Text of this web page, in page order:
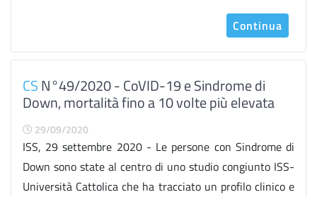
Continua
CSN°49/2020 - CoVID-19 e Sindrome di
Down, mortalità fino a 10 volte più elevata
29/09/2020
ISS, 29 settembre 2020 - Le persone con Sindrome di
Down sono state al centro di uno studio congiunto ISS-
Università Cattolica che ha tracciato un profilo clinico e